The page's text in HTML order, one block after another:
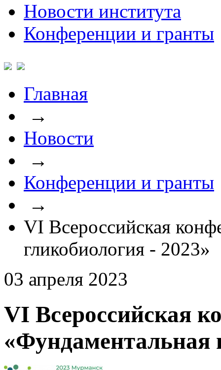
Новости института
Конференции и гранты
Главная
→
Новости
→
Конференции и гранты
→
VI Всероссийская
гликобиология - 2023»
03 апреля 2023
VI Всероссийская
«Фундаментальная